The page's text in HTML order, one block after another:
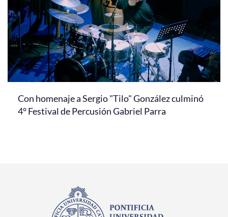
Con homenaje a Sergio "Tilo" González culminó
4° Festival de Percusión Gabriel Parra